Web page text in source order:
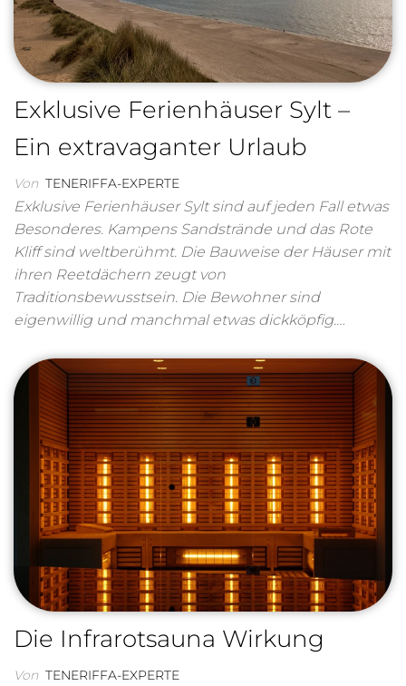
Exklusive Ferienhäuser Sylt –
Ein extravaganter Urlaub
Von TENERIFFA-EXPERTE
Exklusive Ferienhäuser Sylt sind auf jeden Fall etwas
Besonderes. Kampens Sandstrände und das Rote
Kliff sind weltberühmt. Die Bauweise der Häuser mit
ihren Reetdächern zeugt von
Traditionsbewusstsein. Die Bewohner sind
eigenwillig und manchmal etwas dickköpfig.…
Die Infrarotsauna Wirkung
Von TENERIFFA-EXPERTE